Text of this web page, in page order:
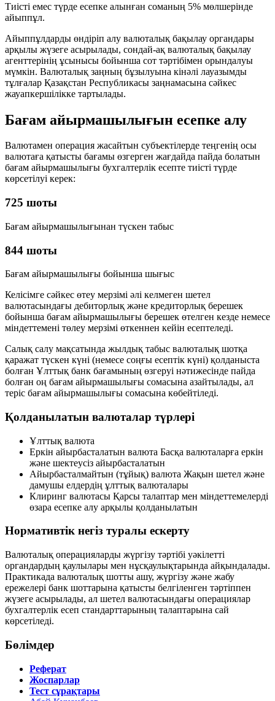
Тиісті емес түрде есепке алынған соманың 5% мөлшерінде
айыппұл.
Айыппұлдарды өндіріп алу валюталық бақылау органдары
арқылы жүзеге асырылады, сондай-ақ валюталық бақылау
агенттерінің ұсынысы бойынша сот тәртібімен орындалуы
мүмкін. Валюталық заңның бұзылуына кінәлі лауазымды
тұлғалар Қазақстан Республикасы заңнамасына сәйкес
жауапкершілікке тартылады.
Бағам айырмашылығын есепке алу
Валютамен операция жасайтын субъектілерде теңгенің осы
валютаға қатысты бағамы өзгерген жағдайда пайда болатын
бағам айырмашылығы бухгалтерлік есепте тиісті түрде
көрсетілуі керек:
725 шоты
Бағам айырмашылығынан түскен табыс
844 шоты
Бағам айырмашылығы бойынша шығыс
Келісімге сәйкес өтеу мерзімі әлі келмеген шетел
валютасындағы дебиторлық және кредиторлық берешек
бойынша бағам айырмашылығы берешек өтелген кезде немесе
міндеттемені төлеу мерзімі өткеннен кейін есептеледі.
Салық салу мақсатында жылдық табыс валюталық шотқа
қаражат түскен күні (немесе соңғы есептік күні) қолданыста
болған Ұлттық банк бағамының өзгеруі нәтижесінде пайда
болған оң бағам айырмашылығы сомасына азайтылады, ал
теріс бағам айырмашылығы сомасына көбейтіледі.
Қолданылатын валюталар түрлері
Ұлттық валюта
Еркін айырбасталатын валюта Басқа валюталарға еркін
және шектеусіз айырбасталатын
Айырбасталмайтын (тұйық) валюта Жақын шетел және
дамушы елдердің ұлттық валюталары
Клиринг валютасы Қарсы талаптар мен міндеттемелерді
өзара есепке алу арқылы қолданылатын
Нормативтік негіз туралы ескерту
Валюталық операцияларды жүргізу тәртібі уәкілетті
органдардың қаулылары мен нұсқаулықтарында айқындалады.
Практикада валюталық шотты ашу, жүргізу және жабу
ережелері банк шоттарына қатысты белгіленген тәртіппен
жүзеге асырылады, ал шетел валютасындағы операциялар
бухгалтерлік есеп стандарттарының талаптарына сай
көрсетіледі.
Бөлімдер
Реферат
Жоспарлар
Тест сұрақтары